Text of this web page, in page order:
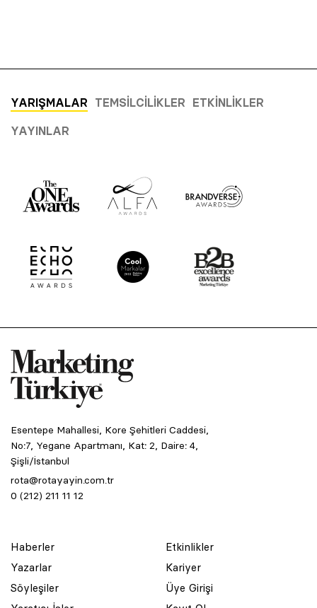
YARIŞMALAR TEMSILCILIKLER ETKINLIKLER
YAYINLAR
Esentepe Mahallesi, Kore Şehitleri Caddesi,
No:7, Yegane Apartmanı, Kat: 2, Daire: 4,
Şişli/İstanbul
rota@rotayayin.com.tr
0 (212) 211 11 12
Haberler
Yazarlar
Söyleşiler
Etkinlikler
Kariyer
Üye Girişi